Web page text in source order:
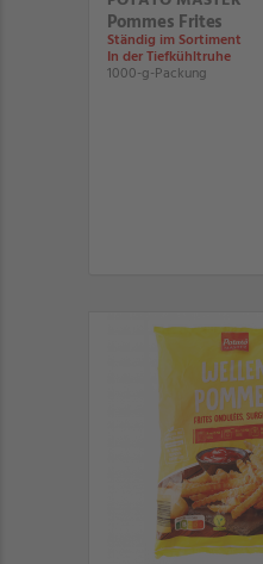
Pommes Frites
Ständig im Sortiment
In der Tiefkühltruhe
1000-g-Packung